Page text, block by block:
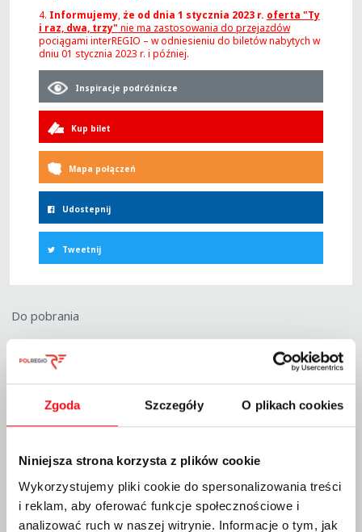
Zgoda Szczegóły O plikach cookies
Niniejsza strona korzysta z plików cookie
Wykorzystujemy pliki cookie do spersonalizowania treści
i reklam, aby oferować funkcje społecznościowe i
analizować ruch w naszej witrynie. Informacje o tym, jak
4. Informujemy, że od dnia 1 stycznia 2023 r. oferta "Ty
i raz, dwa, trzy" nie ma zastosowania do przejazdów
pociągami interREGIO – w odniesieniu do biletów nabytych w
dniu 01 stycznia 2023 r. i później.
Inspiracje podróżnicze
Kup bilet
Mapa połączeń
Udostepnij
Tweetnij
Do pobrania
Warunki taryfowe oferty - TY i raz, dwa, trzy! ważne od
01.01.2023 r.
Data dodania pliku: 23.12.2022
wersja archiwalna - Warunki taryfowe oferty - TY i raz, dwa,
Data dodania pliku: 23.09.2022
Zobacz wszystkie artykuły